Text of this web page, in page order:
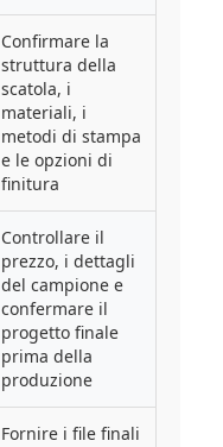
Confirmare la
struttura della
scatola, i
materiali, i
metodi di stampa
e le opzioni di
finitura
Controllare il
prezzo, i dettagli
del campione e
confermare il
progetto finale
prima della
produzione
Fornire i file finali